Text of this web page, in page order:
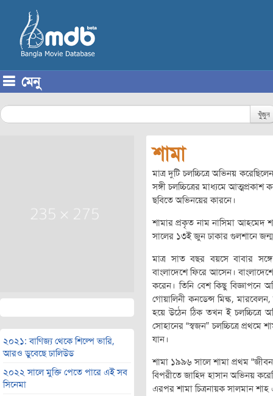
মেনু
খুঁজুন
২০২১: বাণিজ্য থেকে শিল্পে ভারি,
আরও ডুবেছে ঢালিউড
২০২২ সালে মুক্তি পেতে পারে এই সব
সিনেমা
শামা
মাত্র দুটি চলচ্চিত্রে অভিনয়
সঙ্গী চলচ্চিত্রের মাধ্যমে
ছবিতে অভিনয়ের কারনে।
শামার প্রকৃত নাম নাসিমা আহমেদ
সালের ১৩ই জুন ঢাকার গুলশানে
মাত্র সাত বছর বয়সে বাবার
বাংলাদেশে ফিরে আসেন।
করেন। তিনি বেশ কিছু বিজ্ঞাপনে
গোয়ালিনী কনডেন্স মিল্ক,
হয়ে উঠেন ঠিক তখন ই চলচ্চিত্রে
সোহানের “স্বজন” চলচ্চিত্রে
যান।
শামা ১৯৯৬ সালে শামা প্রথম
বিপরীতে জাহিদ হাসান অভিনয়
এরপর শামা চিত্রনায়ক সালমান